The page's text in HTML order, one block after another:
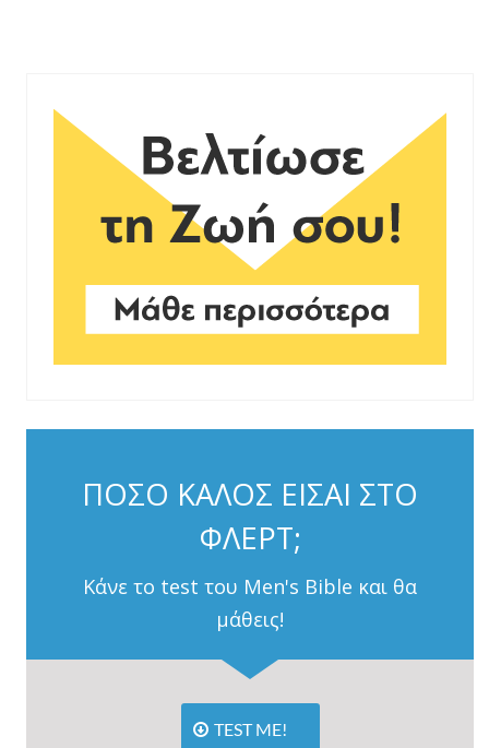
ΠΟΣΟ ΚΑΛΟΣ ΕΙΣΑΙ ΣΤΟ
ΦΛΕΡΤ;
Κάνε το test του Men's Bible και θα
μάθεις!
TEST ME!